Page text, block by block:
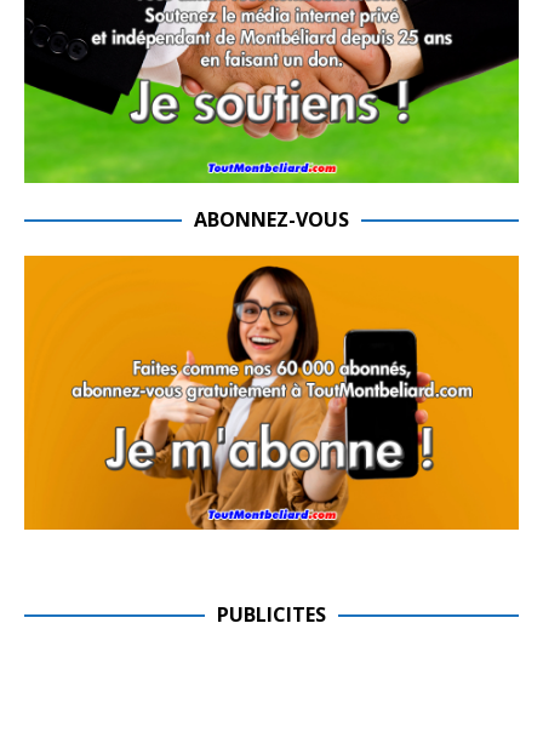
ABONNEZ-VOUS
PUBLICITES